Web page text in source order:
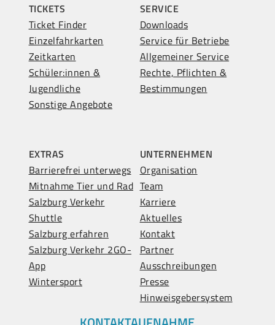
TICKETS
Ticket Finder
Einzelfahrkarten
Zeitkarten
Schüler:innen &
Jugendliche
Sonstige Angebote
SERVICE
Downloads
Service für Betriebe
Allgemeiner Service
Rechte, Pflichten &
Bestimmungen
EXTRAS
Barrierefrei unterwegs
Mitnahme Tier und Rad
Salzburg Verkehr
Shuttle
Salzburg erfahren
Salzburg Verkehr 2GO-
App
Wintersport
UNTERNEHMEN
Organisation
Team
Karriere
Aktuelles
Kontakt
Partner
Ausschreibungen
Presse
Hinweisgebersystem